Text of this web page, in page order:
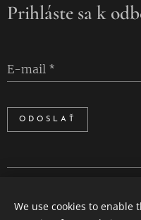
Prihláste sa k
E-mail
ODOSLAŤ
We use cookies to